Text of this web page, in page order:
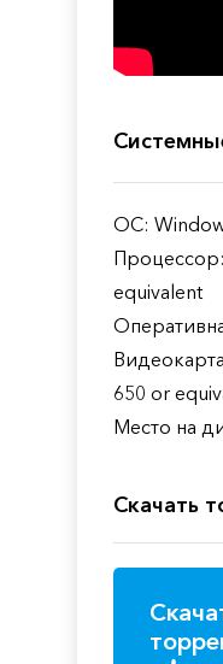
ОС:
equivalent
650 or
Место на
Скачать